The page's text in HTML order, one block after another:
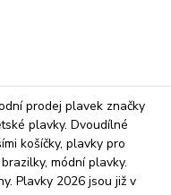
prodej plavek značky
plavky. Dvoudílné
košíčky, plavky pro
módní plavky.
Plavky 2026 jsou již v